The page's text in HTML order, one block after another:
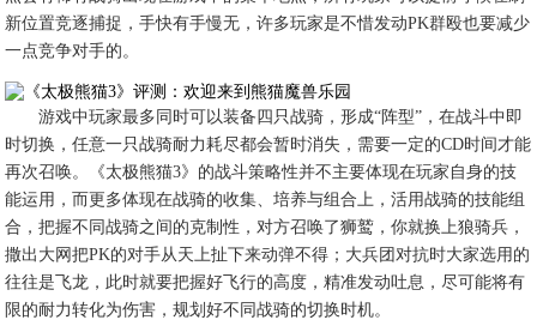
新位置竞逐捕捉，手快有手慢无，许多玩家是不惜发动PK群殴也要减少
一点竞争对手的。
游戏中玩家最多同时可以装备四只战骑，形成“阵型”，在战斗中即
时切换，任意一只战骑耐力耗尽都会暂时消失，需要一定的CD时间才能
再次召唤。《太极熊猫3》的战斗策略性并不主要体现在玩家自身的技
能运用，而更多体现在战骑的收集、培养与组合上，活用战骑的技能组
合，把握不同战骑之间的克制性，对方召唤了狮鹫，你就换上狼骑兵，
撒出大网把PK的对手从天上扯下来动弹不得；大兵团对抗时大家选用的
往往是飞龙，此时就要把握好飞行的高度，精准发动吐息，尽可能将有
限的耐力转化为伤害，规划好不同战骑的切换时机。